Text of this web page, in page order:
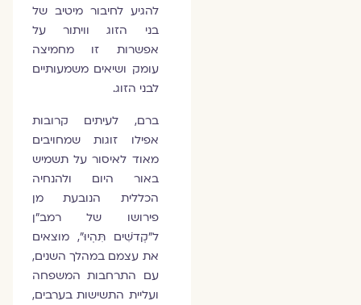
להגיע לחיבור מיטיב של
בני הזוג וויתור על
אפשרות זו מחמיצה
עומק ושיאים משמעותיים
לבני הזוג.
ברם, לעיתים קרובות
אפילו זוגות שמחויבים
מאוד לאיסור על תשמיש
באור היום ולהנחיה
הכללית הנובעת מן
פירושו של רמב"ן
ל"קְדֹשִׁים תִּהְיוּ", מוצאים
את עצמם במהלך השנים,
עם התרחבות המשפחה
ועליית התשישות בערבים,